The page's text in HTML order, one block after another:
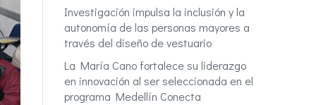
Investigación impulsa la inclusión y la
autonomía de las personas mayores a
través del diseño de vestuario
La María Cano fortalece su liderazgo
en innovación al ser seleccionada en el
programa Medellín Conecta